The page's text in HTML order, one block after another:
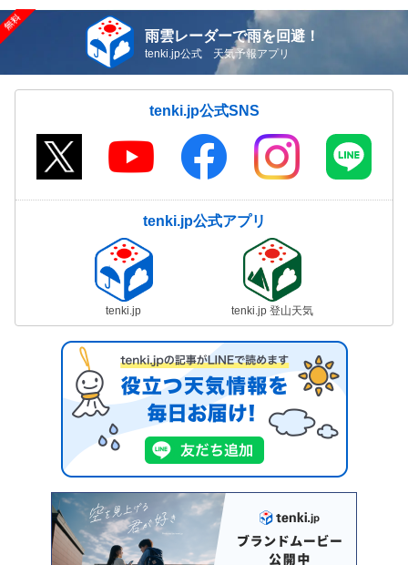
雨雲レーダーで雨を回避！
tenki.jp公式 天気予報アプリ
tenki.jp公式SNS
tenki.jp公式アプリ
tenki.jp tenki.jp 登山天気